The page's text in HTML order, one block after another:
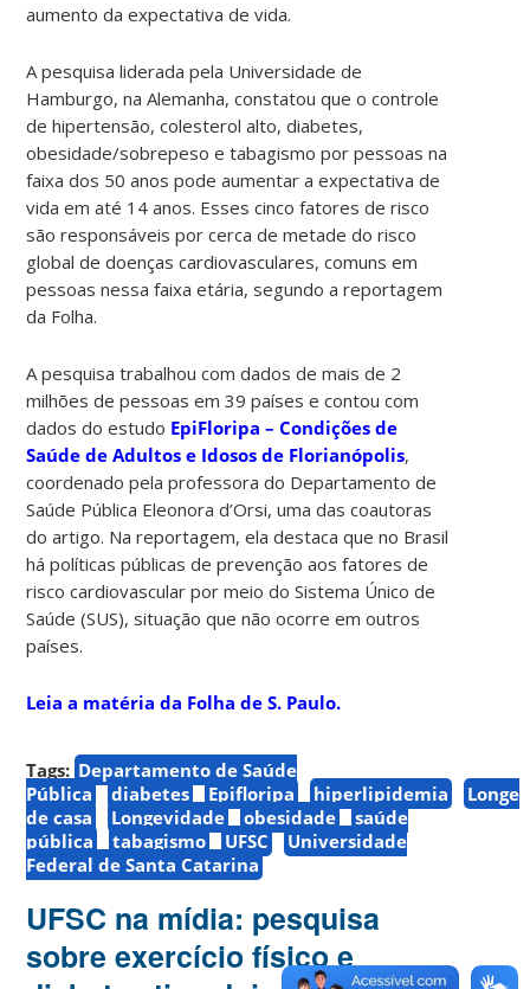
aumento da expectativa de vida.
A pesquisa liderada pela Universidade de
Hamburgo, na Alemanha, constatou que o controle
de hipertensão, colesterol alto, diabetes,
obesidade/sobrepeso e tabagismo por pessoas na
faixa dos 50 anos pode aumentar a expectativa de
vida em até 14 anos. Esses cinco fatores de risco
são responsáveis por cerca de metade do risco
global de doenças cardiovasculares, comuns em
pessoas nessa faixa etária, segundo a reportagem
da Folha.
A pesquisa trabalhou com dados de mais de 2
milhões de pessoas em 39 países e contou com
dados do estudo EpiFloripa – Condições de
Saúde de Adultos e Idosos de Florianópolis,
coordenado pela professora do Departamento de
Saúde Pública Eleonora d’Orsi, uma das coautoras
do artigo. Na reportagem, ela destaca que no Brasil
há políticas públicas de prevenção aos fatores de
risco cardiovascular por meio do Sistema Único de
Saúde (SUS), situação que não ocorre em outros
países.
Leia a matéria da Folha de S. Paulo.
Tags: Departamento de Saúde
Pública
diabetes Epifloripa hiperlipidemia
Longe
de casa
Longevidade obesidade
saúde
pública
tabagismo UFSC
Universidade
Federal de Santa Catarina
UFSC na mídia: pesquisa
sobre exercício físico e